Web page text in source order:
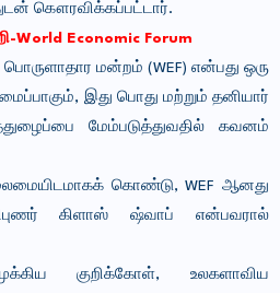
கௌரவிக்கப்பட்டார்.
World Economic Forum
பொருளாதார மன்றம் (WEF) என்பது ஒரு
இது பொது மற்றும் தனியார்
மேம்படுத்துவதில் கவனம்
கொண்டு, WEF ஆனது
கிளாஸ் ஷ்வாப் என்பவரால்
குறிக்கோள், உலகளாவிய